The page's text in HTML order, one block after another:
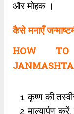
और मोहक ।
कैसे मनाएँ
HOW TO
कृष्ण की
माल्यार्पण